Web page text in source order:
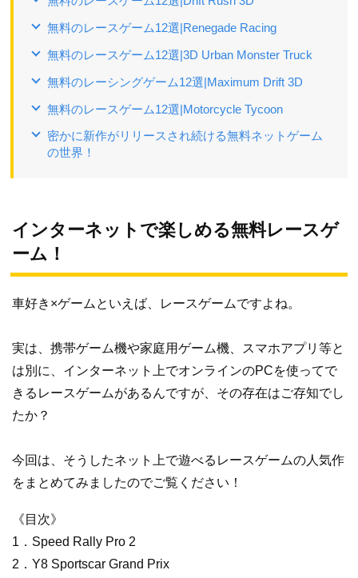
無料のレースゲーム12選|Renegade Racing
無料のレースゲーム12選|3D Urban Monster Truck
無料のレーシングゲーム12選|Maximum Drift 3D
無料のレースゲーム12選|Motorcycle Tycoon
密かに新作がリリースされ続ける無料ネットゲーム
の世界！
インターネットで楽しめる無料レースゲ
ーム！
車好き×ゲームといえば、レースゲームですよね。
実は、携帯ゲーム機や家庭用ゲーム機、スマホアプリ等と
は別に、インターネット上でオンラインのPCを使ってで
きるレースゲームがあるんですが、その存在はご存知でし
たか？
今回は、そうしたネット上で遊べるレースゲームの人気作
をまとめてみましたのでご覧ください！
《目次》
1．Speed Rally Pro 2
2．Y8 Sportscar Grand Prix